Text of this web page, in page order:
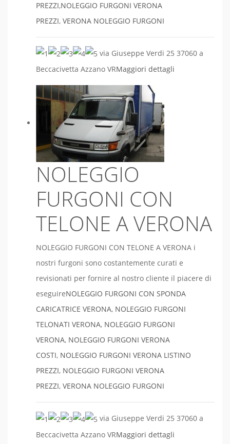
PREZZI,NOLEGGIO FURGONI VERONA
PREZZI, VERONA NOLEGGIO FURGONI
via Giuseppe Verdi 25 37060 a
Beccacivetta Azzano VRMaggiori dettagli
NOLEGGIO
FURGONI CON
TELONE A VERONA
NOLEGGIO FURGONI CON TELONE A VERONA i
nostri furgoni sono costantemente curati e
revisionati per fornire al nostro cliente il piacere di
eseguireNOLEGGIO FURGONI CON SPONDA
CARICATRICE VERONA, NOLEGGIO FURGONI
TELONATI VERONA, NOLEGGIO FURGONI
VERONA, NOLEGGIO FURGONI VERONA
COSTI, NOLEGGIO FURGONI VERONA LISTINO
PREZZI, NOLEGGIO FURGONI VERONA
PREZZI, VERONA NOLEGGIO FURGONI
via Giuseppe Verdi 25 37060 a
Beccacivetta Azzano VRMaggiori dettagli